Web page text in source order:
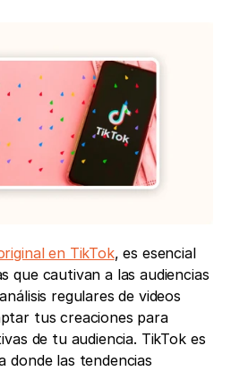
en TikTok, es esencial
que cautivan a las audiencias
regulares de videos
tus creaciones para
de tu audiencia. TikTok es
donde las tendencias